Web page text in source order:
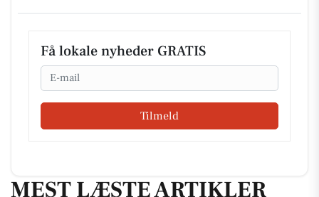
Få lokale nyheder GRATIS
Email
Tilmeld
MEST LÆSTE ARTIKLER